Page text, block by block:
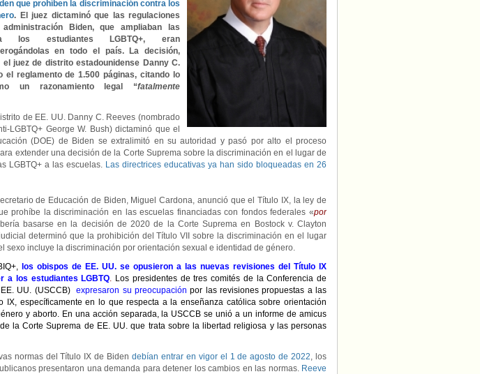
que prohíben la discriminación contra los
. El juez dictaminó que las regulaciones
Biden, que ampliaban las
los estudiantes LGBTQ+, eran
en todo el país. La decisión,
juez de distrito estadounidense Danny C.
el reglamento de 1.500 páginas, citando lo
un razonamiento legal “fatalmente
de EE. UU. Danny C. Reeves (nombrado
LGBTQ+ George W. Bush) dictaminó que el
(DOE) de Biden se extralimitó en su autoridad y pasó por alto el proceso
extender una decisión de la Corte Suprema sobre la discriminación en el lugar de
LGBTQ+ a las escuelas. Las directrices educativas ya han sido bloqueadas en 26
de Educación de Biden, Miguel Cardona, anunció que el Título IX, la ley de
prohíbe la discriminación en las escuelas financiadas con fondos federales «por
basarse en la decisión de 2020 de la Corte Suprema en Bostock v. Clayton
determinó que la prohibición del Título VII sobre la discriminación en el lugar
sexo incluye la discriminación por orientación sexual e identidad de género.
los obispos de EE. UU. se opusieron a las nuevas revisiones del Título IX
a los estudiantes LGBTQ. Los presidentes de tres comités de la Conferencia de
UU. (USCCB) expresaron su preocupación por las revisiones propuestas a las
IX, específicamente en lo que respecta a la enseñanza católica sobre orientación
y aborto. En una acción separada, la USCCB se unió a un informe de amicus
la Corte Suprema de EE. UU. que trata sobre la libertad religiosa y las personas
normas del Título IX de Biden debían entrar en vigor el 1 de agosto de 2022, los
presentaron una demanda para detener los cambios en las normas. Reeve